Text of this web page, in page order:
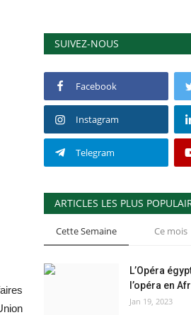
SUIVEZ-NOUS
Facebook
Instagram
Telegram
ARTICLES LES PLUS
Cette Semaine Ce mois
L’Opéra
l’opéra en
Jan 19, 2023